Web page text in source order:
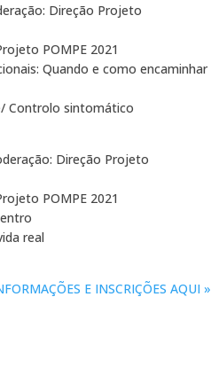
Direção Projeto
POMPE 2021
Quando e como encaminhar
Controlo sintomático
Direção Projeto
POMPE 2021
real
E INSCRIÇÕES AQUI »